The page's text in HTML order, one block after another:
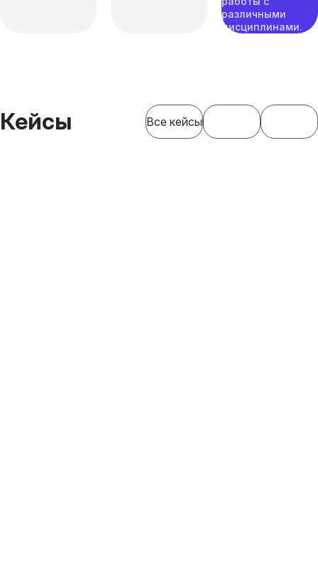
различными
дисциплинами.
Кейсы Все кейсы